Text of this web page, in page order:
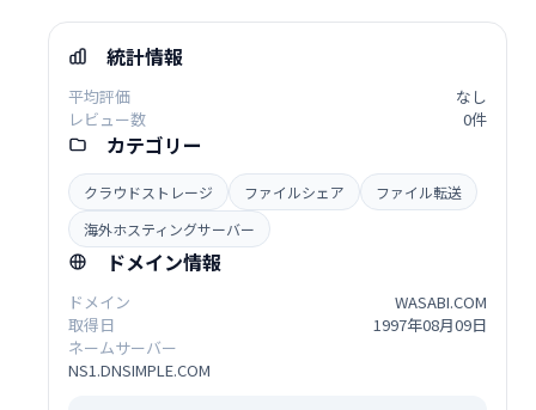
統計情報
平均評価
なし
レビュー数
0件
カテゴリー
クラウドストレージ ファイルシェア
ファイル転送
海外ホスティングサーバー
ドメイン情報
ドメイン
WASABI.COM
取得日
1997年08月09日
ネームサーバー
NS1.DNSIMPLE.COM